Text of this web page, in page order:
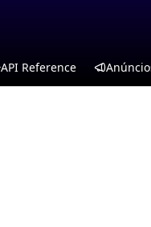
API Reference